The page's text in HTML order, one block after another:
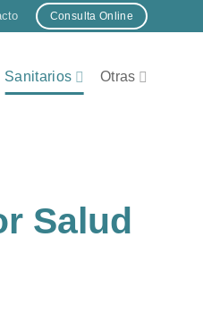
Consulta Online
Sanitarios Otras
Salud